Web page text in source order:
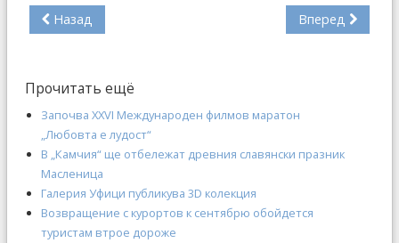
Назад Вперед
Прочитать ещё
Започва XXVI Международен филмов маратон
„Любовта е лудост“
В „Камчия“ ще отбележат древния славянски празник
Масленица
Галерия Уфици публикува 3D колекция
Возвращение с курортов к сентябрю обойдется
туристам втрое дороже